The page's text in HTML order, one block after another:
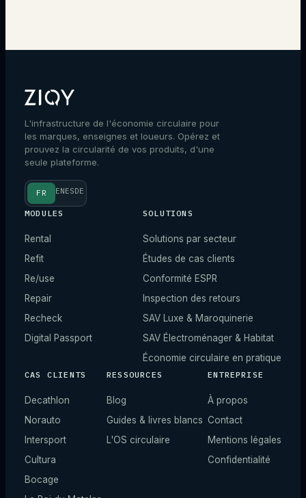
L'infrastructure de l'économie circulaire pour
les marques, enseignes et loueurs. Opérez et
prouvez la circularité de vos produits, d'une
seule plateforme.
FR ENESDE
MODULES
Rental
Refit
Re/use
Repair
Recheck
Digital Passport
SOLUTIONS
Solutions par secteur
Études de cas clients
Conformité ESPR
Inspection des retours
SAV Luxe & Maroquinerie
SAV Électroménager & Habitat
Économie circulaire en pratique
CAS CLIENTS
Decathlon
Norauto
Intersport
Cultura
Bocage
RESSOURCES
Blog
Guides & livres blancs
L'OS circulaire
ENTREPRISE
À propos
Contact
Mentions légales
Confidentialité